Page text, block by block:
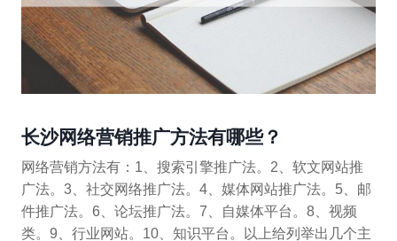
长沙网络营销推广方法有哪些？
网络营销方法有：1、搜索引擎推广法。2、软文网站推
广法。3、社交网络推广法。4、媒体网站推广法。5、邮
件推广法。6、论坛推广法。7、自媒体平台。8、视频
类。9、行业网站。10、知识平台。以上给列举出几个主